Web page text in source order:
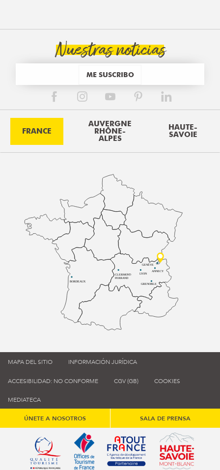
Nuestras noticias
ME SUSCRIBO
FRANCE
AUVERGNE
RHÔNE-
ALPES
HAUTE-
SAVOIE
BORDEAUX
CLERMONT-
FERRAND
LYON
ANNECY
GRENOBLE
GENÈVE
MAPA DEL SITIO INFORMACIÓN JURÍDICA
ACCESIBILIDAD: NO CONFORME CGV (GB) COOKIES
MEDIATECA
ÚNETE A NOSOTROS SALA DE PRENSA
Qualité tourisme (s'ouvre dans une nouvelle fenêtre)
Office de tourisme de France (s'ouvre
Atout France (s'ouvre dans